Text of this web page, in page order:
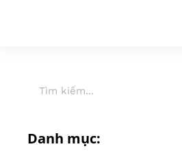
Danh mục: